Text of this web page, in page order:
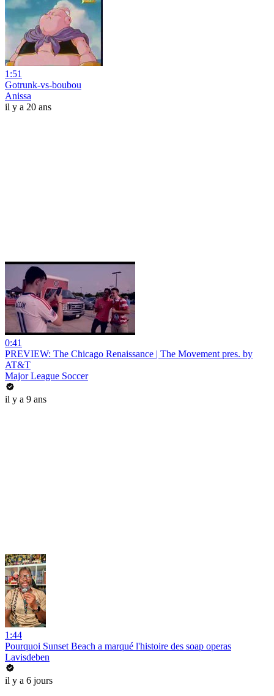
1:51
Gotrunk-vs-boubou
Anissa
il y a 20 ans
0:41
PREVIEW: The Chicago Renaissance | The Movement pres. by
AT&T
Major League Soccer
il y a 9 ans
1:44
Pourquoi Sunset Beach a marqué l'histoire des soap operas
Lavisdeben
il y a 6 jours